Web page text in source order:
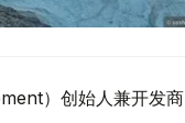
）创始人兼开发商